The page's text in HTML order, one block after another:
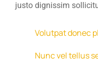
justo dignissim
Volutpat donec
Nunc vel tellus